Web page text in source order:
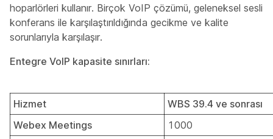
hoparlörleri kullanır. Birçok VoIP çözümü, geleneksel sesli
konferans ile karşılaştırıldığında gecikme ve kalite
sorunlarıyla karşılaşır.
Entegre VoIP kapasite sınırları:
Hizmet
WBS 39.4 ve sonrası
Webex Meetings
1000